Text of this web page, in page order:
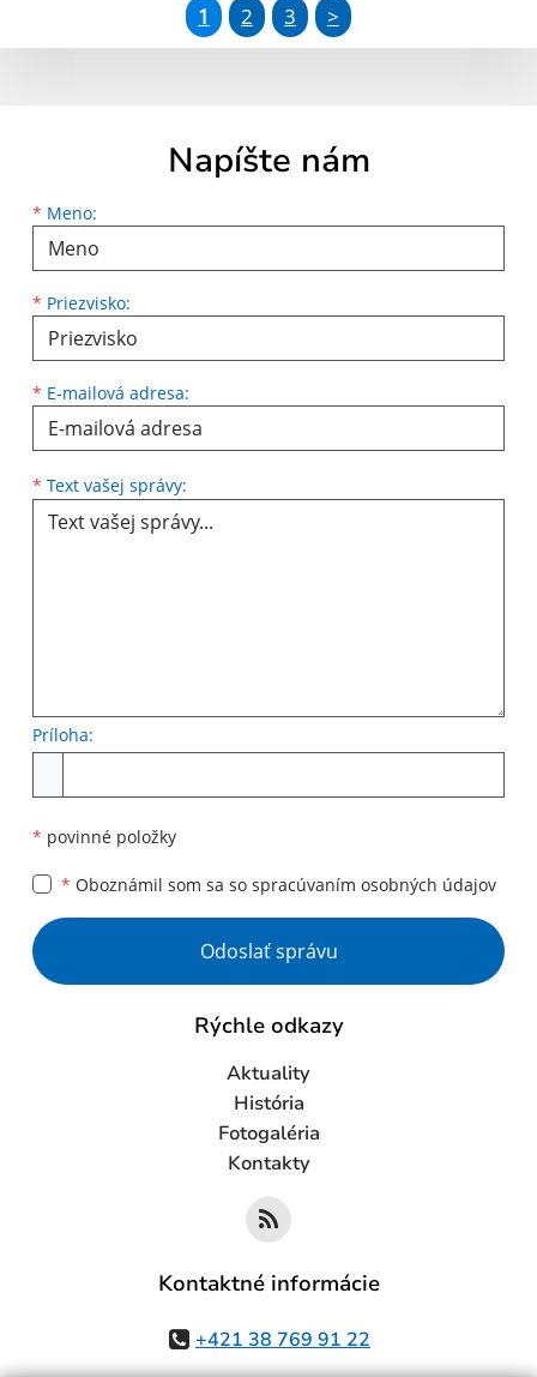
1 2 3 >
Napíšte nám
* Meno:
Meno
* Priezvisko:
Priezvisko
* E-mailová adresa:
E-mailová adresa
* Text vašej správy:
Príloha:
* povinné položky
* Oboznámil som sa so spracúvaním osobných údajov
Google reCaptcha Response
Odoslať správu
Rýchle odkazy
Aktuality
História
Fotogaléria
Kontakty
Kontaktné informácie
+421 38 769 91 22